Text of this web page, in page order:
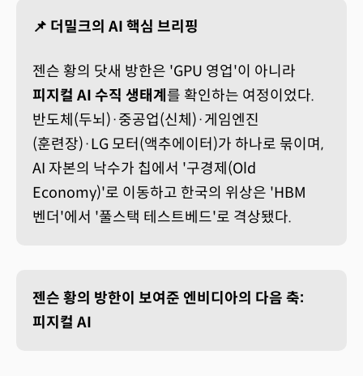
📌 더밀크의 AI 핵심 브리핑
젠슨 황의 닷새 방한은 'GPU 영업'이 아니라
피지컬 AI 수직 생태계 를 확인하는 여정이었다.
반도체(두뇌)·중공업(신체)·게임엔진
(훈련장)·LG 모터(액추에이터)가 하나로 묶이며,
AI 자본의 낙수가 칩에서 '구경제(Old
Economy)'로 이동하고 한국의 위상은 'HBM
벤더'에서 '풀스택 테스트베드'로 격상됐다.
젠슨 황의 방한이 보여준 엔비디아의 다음 축:
피지컬 AI